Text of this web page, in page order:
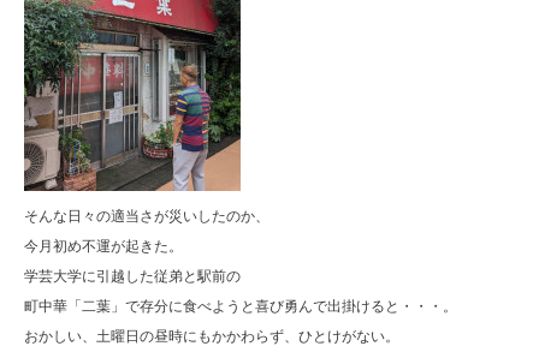
そんな日々の適当さが災いしたのか、
今月初め不運が起きた。
学芸大学に引越した従弟と駅前の
町中華「二葉」で存分に食べようと喜び勇んで出掛けると・・・。
おかしい、土曜日の昼時にもかかわらず、ひとけがない。